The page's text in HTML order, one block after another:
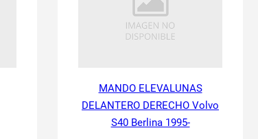
MANDO ELEVALUNAS
DELANTERO DERECHO Volvo
S40 Berlina 1995-